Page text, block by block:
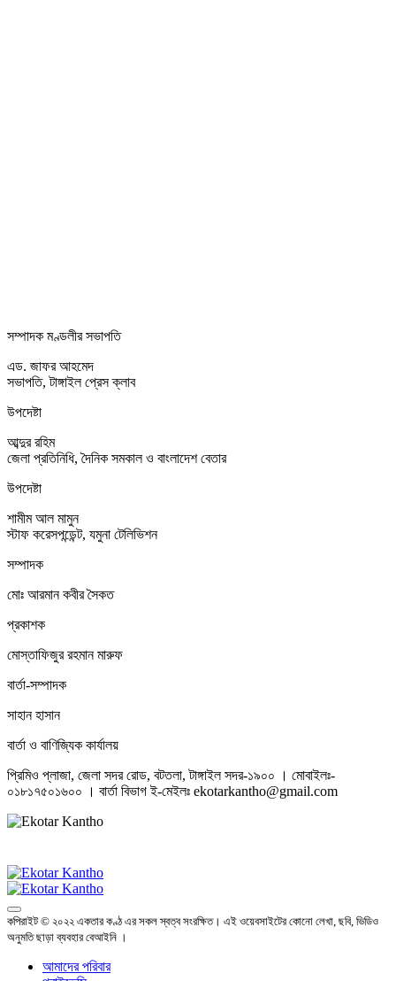
সম্পাদক মণ্ডলীর সভাপতি
এড. জাফর আহমেদ
সভাপতি, টাঙ্গাইল প্রেস ক্লাব
উপদেষ্টা
আব্দুর রহিম
জেলা প্রতিনিধি, দৈনিক সমকাল ও বাংলাদেশ বেতার
উপদেষ্টা
শামীম আল মামুন
স্টাফ করেসপন্ডেন্ট, যমুনা টেলিভিশন
সম্পাদক
মোঃ আরমান কবীর সৈকত
প্রকাশক
মোস্তাফিজুর রহমান মারুফ
বার্তা-সম্পাদক
সাহান হাসান
বার্তা ও বাণিজ্যিক কার্যালয়
প্রিমিও প্লাজা, জেলা সদর রোড, বটতলা, টাঙ্গাইল সদর-১৯০০ । মোবাইলঃ-
০১৮১৭৫০১৬০০ । বার্তা বিভাগ ই-মেইলঃ ekotarkantho@gmail.com
কপিরাইট © ২০২২ একতার কণ্ঠ এর সকল স্বত্ব সংরক্ষিত। এই ওয়েবসাইটের কোনো লেখা, ছবি, ভিডিও
অনুমতি ছাড়া ব্যবহার বেআইনি ।
আমাদের পরিবার